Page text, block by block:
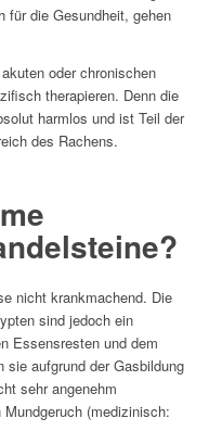
für die Gesundheit, gehen
oder chronischen
therapieren. Denn die
harmlos und ist Teil der
des Rachens.
nicht krankmachend. Die
sind jedoch ein
Essensresten und dem
aufgrund der Gasbildung
sehr angenehm
(medizinisch: